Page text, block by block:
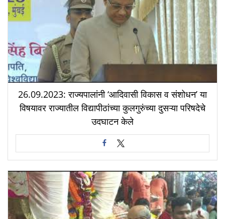
26.09.2023: राज्यपालांनी ‘आदिवासी विकास व संशोधन’ या
विषयावर राज्यातील विद्यापीठांच्या कुलगुरुंच्या दुसऱ्या परिषदेचे
उदघाटन केले